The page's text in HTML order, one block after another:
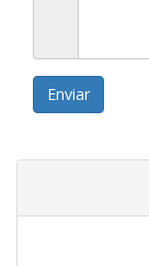
Enviar